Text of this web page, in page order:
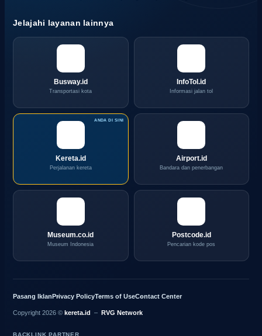
Jelajahi layanan lainnya
Busway.id
Transportasi kota
InfoTol.id
Informasi jalan tol
Kereta.id
Perjalanan kereta
Airport.id
Bandara dan penerbangan
Museum.co.id
Museum Indonesia
Postcode.id
Pencarian kode pos
Pasang IklanPrivacy PolicyTerms of UseContact Center
Copyright 2026 © kereta.id – RVG Network
BACKLINK PARTNER